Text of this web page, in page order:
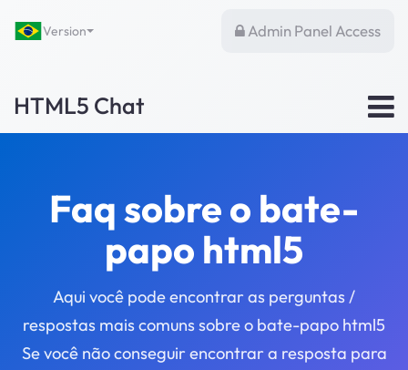
Version Admin Panel Access
HTML5 Chat
Faq sobre o bate-
papo html5
Aqui você pode encontrar as perguntas /
respostas mais comuns sobre o bate-papo html5
Se você não conseguir encontrar a resposta para